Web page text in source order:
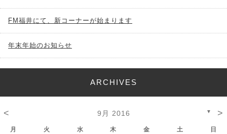
FM福井にて、新コーナーが始まります
年末年始のお知らせ
ARCHIVES
< 9月 2016 ▼ >
月 火 水 木 金 土 日